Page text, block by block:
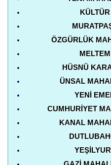
ÖZGÜRLÜK
HÜSNÜ
ÜNSAL
YENI
CUMHURIYET
KANAL